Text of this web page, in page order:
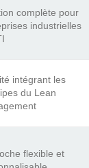
complète pour
industrielles
intégrant les
du Lean
flexible et